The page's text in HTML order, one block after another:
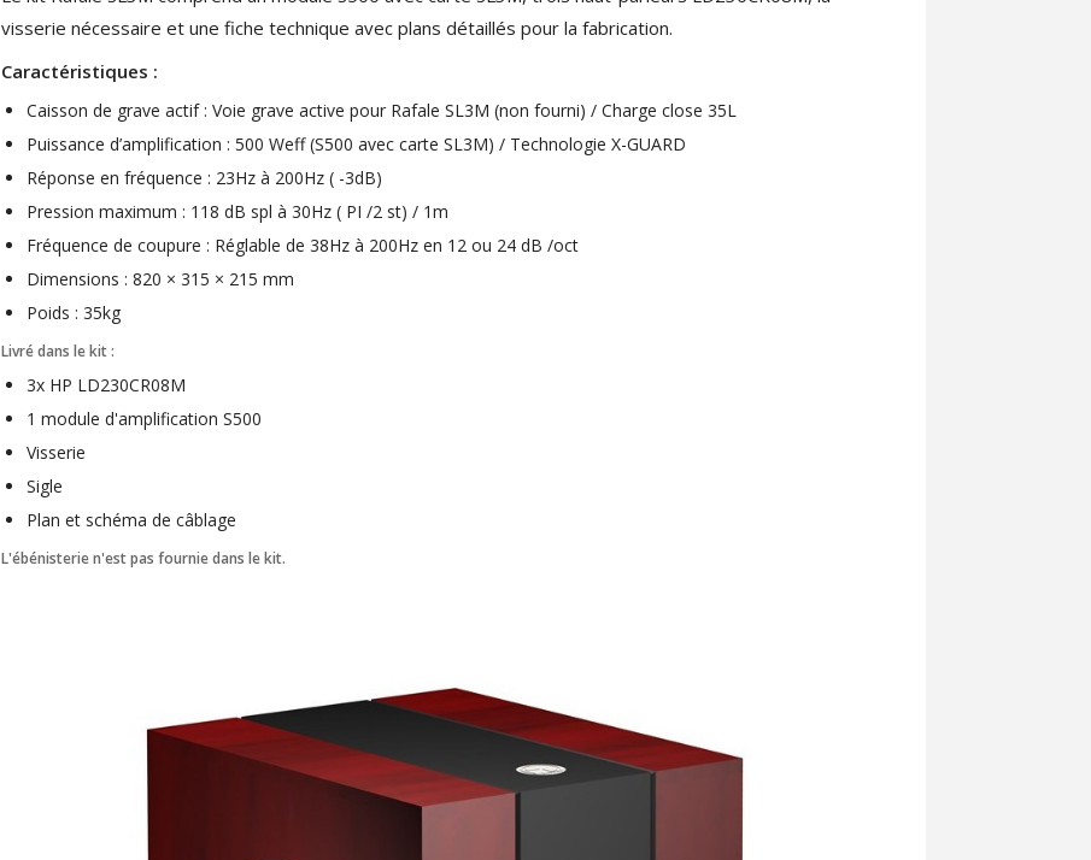
AUDIOPHONICS DAW-S250NC
790,00 €
DAN CLARK AUDIO AEON 2
CLOSED NOIRE Casque...
919,00 €
EDITION GEN 2 Lecteur...
1 290,00 €
Casque AK4191 +...
1 099,00 €
visserie nécessaire et une fiche technique avec plans détaillés pour la fabrication.
Caractéristiques :
Caisson de grave actif : Voie grave active pour Rafale SL3M (non fourni) / Charge close 35L
Puissance d’amplification : 500 Weff (S500 avec carte SL3M) / Technologie X-GUARD
Réponse en fréquence : 23Hz à 200Hz ( -3dB)
Pression maximum : 118 dB spl à 30Hz ( PI /2 st) / 1m
Fréquence de coupure : Réglable de 38Hz à 200Hz en 12 ou 24 dB /oct
Dimensions : 820 × 315 × 215 mm
Poids : 35kg
Livré dans le kit :
3x HP LD230CR08M
1 module d'amplification S500
Visserie
Sigle
Plan et schéma de câblage
L'ébénisterie n'est pas fournie dans le kit.